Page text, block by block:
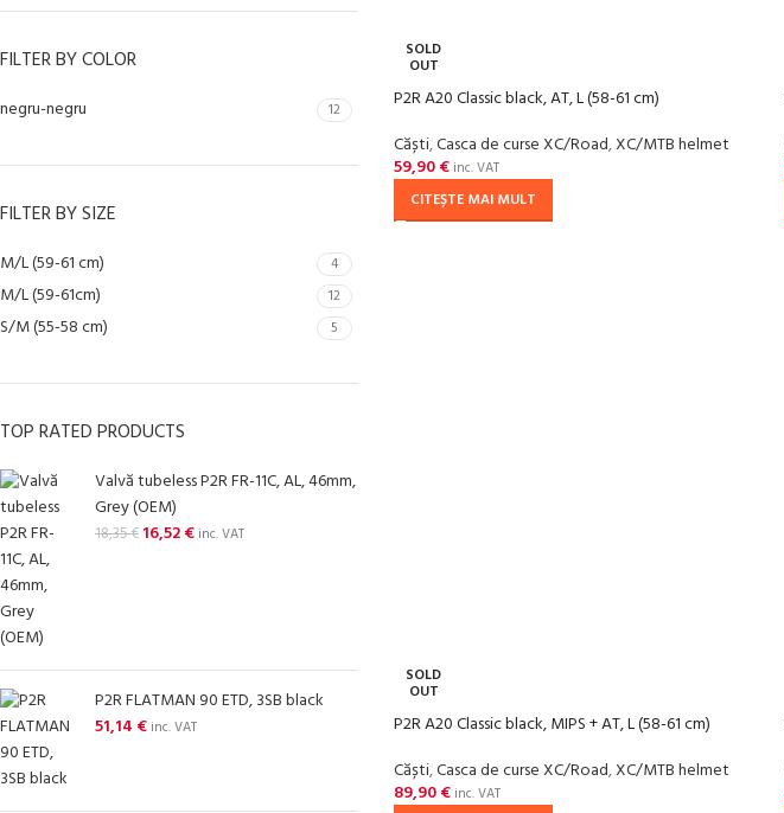
FILTER BY COLOR
negru-negru 12
FILTER BY SIZE
M/L (59-61 cm) 4
M/L (59-61cm) 12
S/M (55-58 cm) 5
TOP RATED PRODUCTS
Valvă tubeless P2R FR-11C, AL, 46mm,
Grey (OEM)
18,35€ 16,52€ inc. VAT
P2R FLATMAN 90 ETD, 3SB black
51,14 € inc. VAT
SOLD
OUT
P2R A20 Classic black, AT, L (58-61 cm)
Căști,Casca de curse XC/Road,XC/MTB helmet
59,90€ inc. VAT
CITEȘTE MAI MULT
SOLD
OUT
P2R A20 Classic black, MIPS + AT, L (58-61 cm)
Căști,Casca de curse XC/Road,XC/MTB helmet
89,90€ inc. VAT